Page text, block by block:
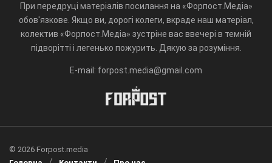
При передруці матеріалів посилання на «Форпост.Медіа»
обов'язкове. Якщо ви, дорогі колеги, вкраде наш матеріал,
колектив «Форпост.Медіа» зустріне вас ввечері в темній
підворітті і легенько пожурить. Дякую за розуміння.
E-mail: forpost.media@gmail.com
© 2026 Forpost.media